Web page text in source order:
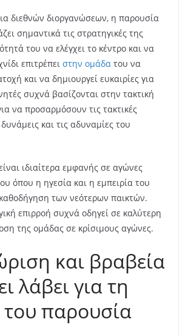
διεθνών διοργανώσεων, η παρουσία
σημαντικά τις στρατηγικές της
του να ελέγχει το κέντρο και να
επιτρέπει στην ομάδα του να
και να δημιουργεί ευκαιρίες για
συχνά βασίζονται στην τακτική
να προσαρμόσουν τις τακτικές
και τις αδυναμίες του
ιδιαίτερα εμφανής σε αγώνες
όπου η ηγεσία και η εμπειρία του
των νεότερων παικτών.
επιρροή συχνά οδηγεί σε καλύτερη
της ομάδας σε κρίσιμους αγώνες.
και βραβεία
λάβει για τη
του παρουσία